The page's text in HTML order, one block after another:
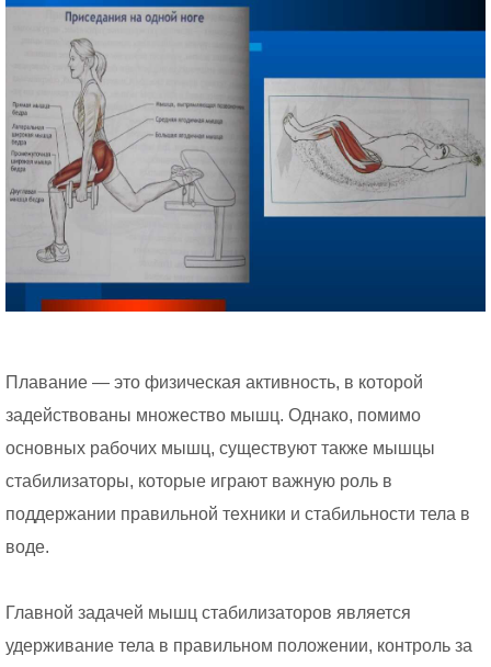
Плавание — это физическая активность, в которой
задействованы множество мышц. Однако, помимо
основных рабочих мышц, существуют также мышцы
стабилизаторы, которые играют важную роль в
поддержании правильной техники и стабильности тела в
воде.
Главной задачей мышц стабилизаторов является
удерживание тела в правильном положении, контроль за